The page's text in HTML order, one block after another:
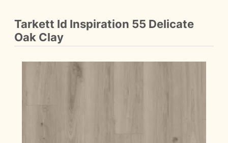
Tarkett Id Inspiration 55 Delicate
Oak Clay